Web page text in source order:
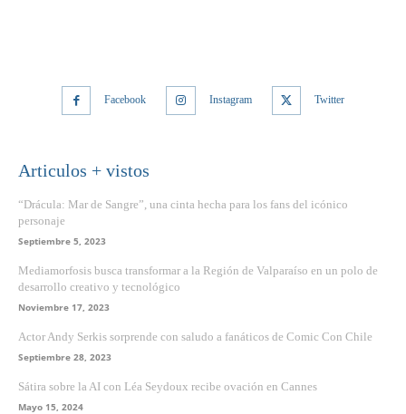
Facebook Instagram Twitter
Articulos + vistos
“Drácula: Mar de Sangre”, una cinta hecha para los fans del icónico
personaje
Septiembre 5, 2023
Mediamorfosis busca transformar a la Región de Valparaíso en un polo de
desarrollo creativo y tecnológico
Noviembre 17, 2023
Actor Andy Serkis sorprende con saludo a fanáticos de Comic Con Chile
Septiembre 28, 2023
Sátira sobre la AI con Léa Seydoux recibe ovación en Cannes
Mayo 15, 2024